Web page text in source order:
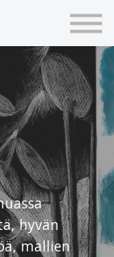
hyvän
mallien